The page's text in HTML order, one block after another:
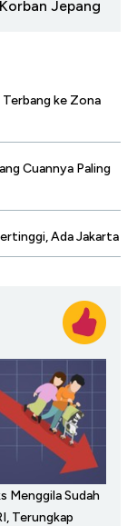
Jepang
ke Zona
Cuannya Paling
Ada Jakarta
Menggila Sudah
Terungkap